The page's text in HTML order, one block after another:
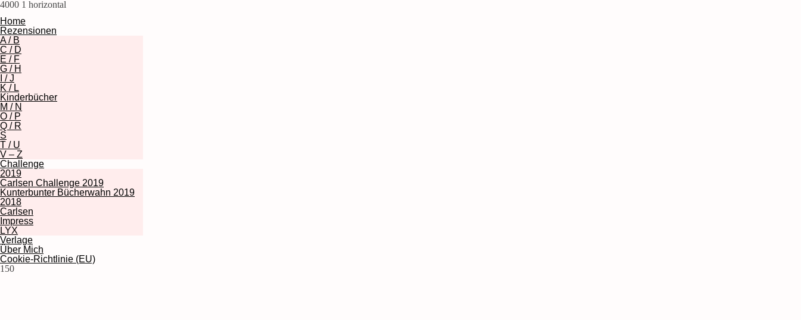
4000 1 horizontal
Home
Rezensionen
A / B
C / D
E / F
G / H
I / J
K / L
Kinderbücher
M / N
O / P
Q / R
S
T / U
V – Z
Challenge
2019
Carlsen Challenge 2019
Kunterbunter Bücherwahn 2019
2018
Carlsen
Impress
LYX
Verlage
Über Mich
Cookie-Richtlinie (EU)
150